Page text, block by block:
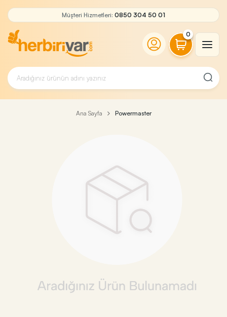
Müşteri Hizmetleri: 0850 304 50 01
0
Ana Sayfa Powermaster